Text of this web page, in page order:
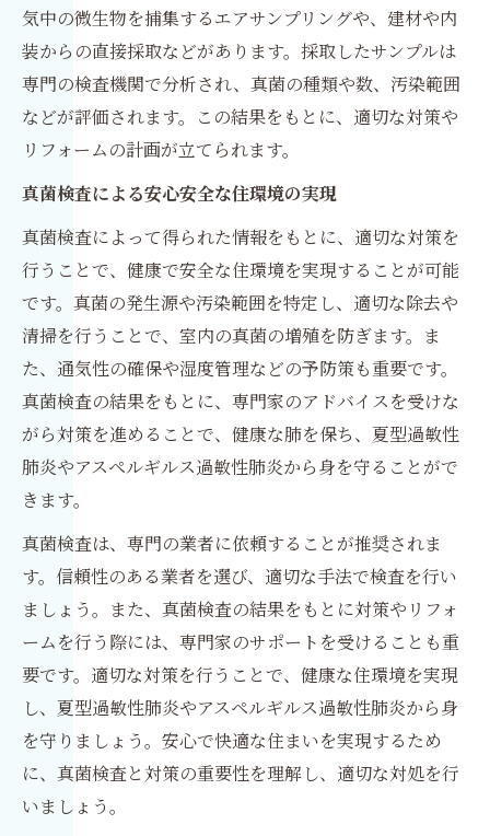
気中の微生物を捕集するエアサンプリングや、建材や内
装からの直接採取などがあります。採取したサンプルは
専門の検査機関で分析され、真菌の種類や数、汚染範囲
などが評価されます。この結果をもとに、適切な対策や
リフォームの計画が立てられます。
真菌検査による安心安全な住環境の実現
真菌検査によって得られた情報をもとに、適切な対策を
行うことで、健康で安全な住環境を実現することが可能
です。真菌の発生源や汚染範囲を特定し、適切な除去や
清掃を行うことで、室内の真菌の増殖を防ぎます。ま
た、通気性の確保や湿度管理などの予防策も重要です。
真菌検査の結果をもとに、専門家のアドバイスを受けな
がら対策を進めることで、健康な肺を保ち、夏型過敏性
肺炎やアスペルギルス過敏性肺炎から身を守ることがで
きます。
真菌検査は、専門の業者に依頼することが推奨されま
す。信頼性のある業者を選び、適切な手法で検査を行い
ましょう。また、真菌検査の結果をもとに対策やリフォ
ームを行う際には、専門家のサポートを受けることも重
要です。適切な対策を行うことで、健康な住環境を実現
し、夏型過敏性肺炎やアスペルギルス過敏性肺炎から身
を守りましょう。安心で快適な住まいを実現するため
に、真菌検査と対策の重要性を理解し、適切な対処を行
いましょう。